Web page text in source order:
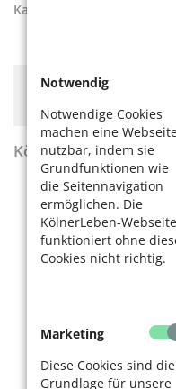
Notwendig
Notwendige Cookies
machen eine
nutzbar, indem sie
Grundfunktionen wie
die Seitennavigation
ermöglichen. Die
KölnerLeben-Webseite
funktioniert ohne
Cookies nicht richtig.
Marketing
Diese Cookies sind die
Grundlage für unsere
Kategorien:
Hier könnte Werbung
KölnerLeben Sommer